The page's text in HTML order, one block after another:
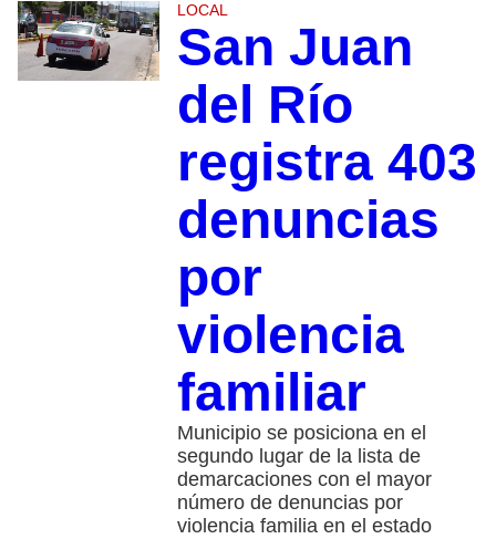
LOCAL
San Juan
del Río
registra 403
denuncias
por
violencia
familiar
Municipio se posiciona en el
segundo lugar de la lista de
demarcaciones con el mayor
número de denuncias por
violencia familia en el estado